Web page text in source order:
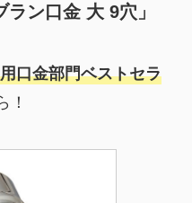
ン口金 大 9穴」
口金部門ベストセラ
！